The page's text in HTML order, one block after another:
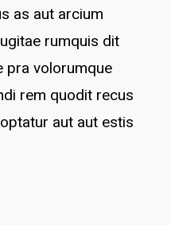
as aut arcium
rumquis dit
pra volorumque
rem quodit recus
aut aut estis